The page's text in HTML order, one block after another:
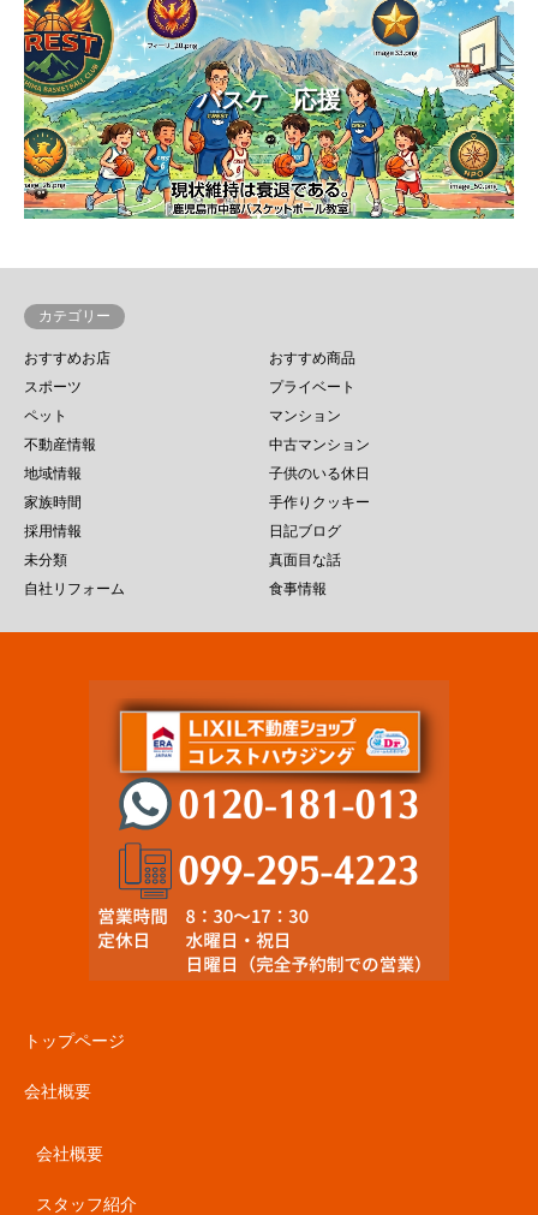
バスケ 応援
カテゴリー
おすすめお店
おすすめ商品
スポーツ
プライベート
ペット
マンション
不動産情報
中古マンション
地域情報
子供のいる休日
家族時間
手作りクッキー
採用情報
日記ブログ
未分類
真面目な話
自社リフォーム
食事情報
トップページ
会社概要
会社概要
スタッフ紹介